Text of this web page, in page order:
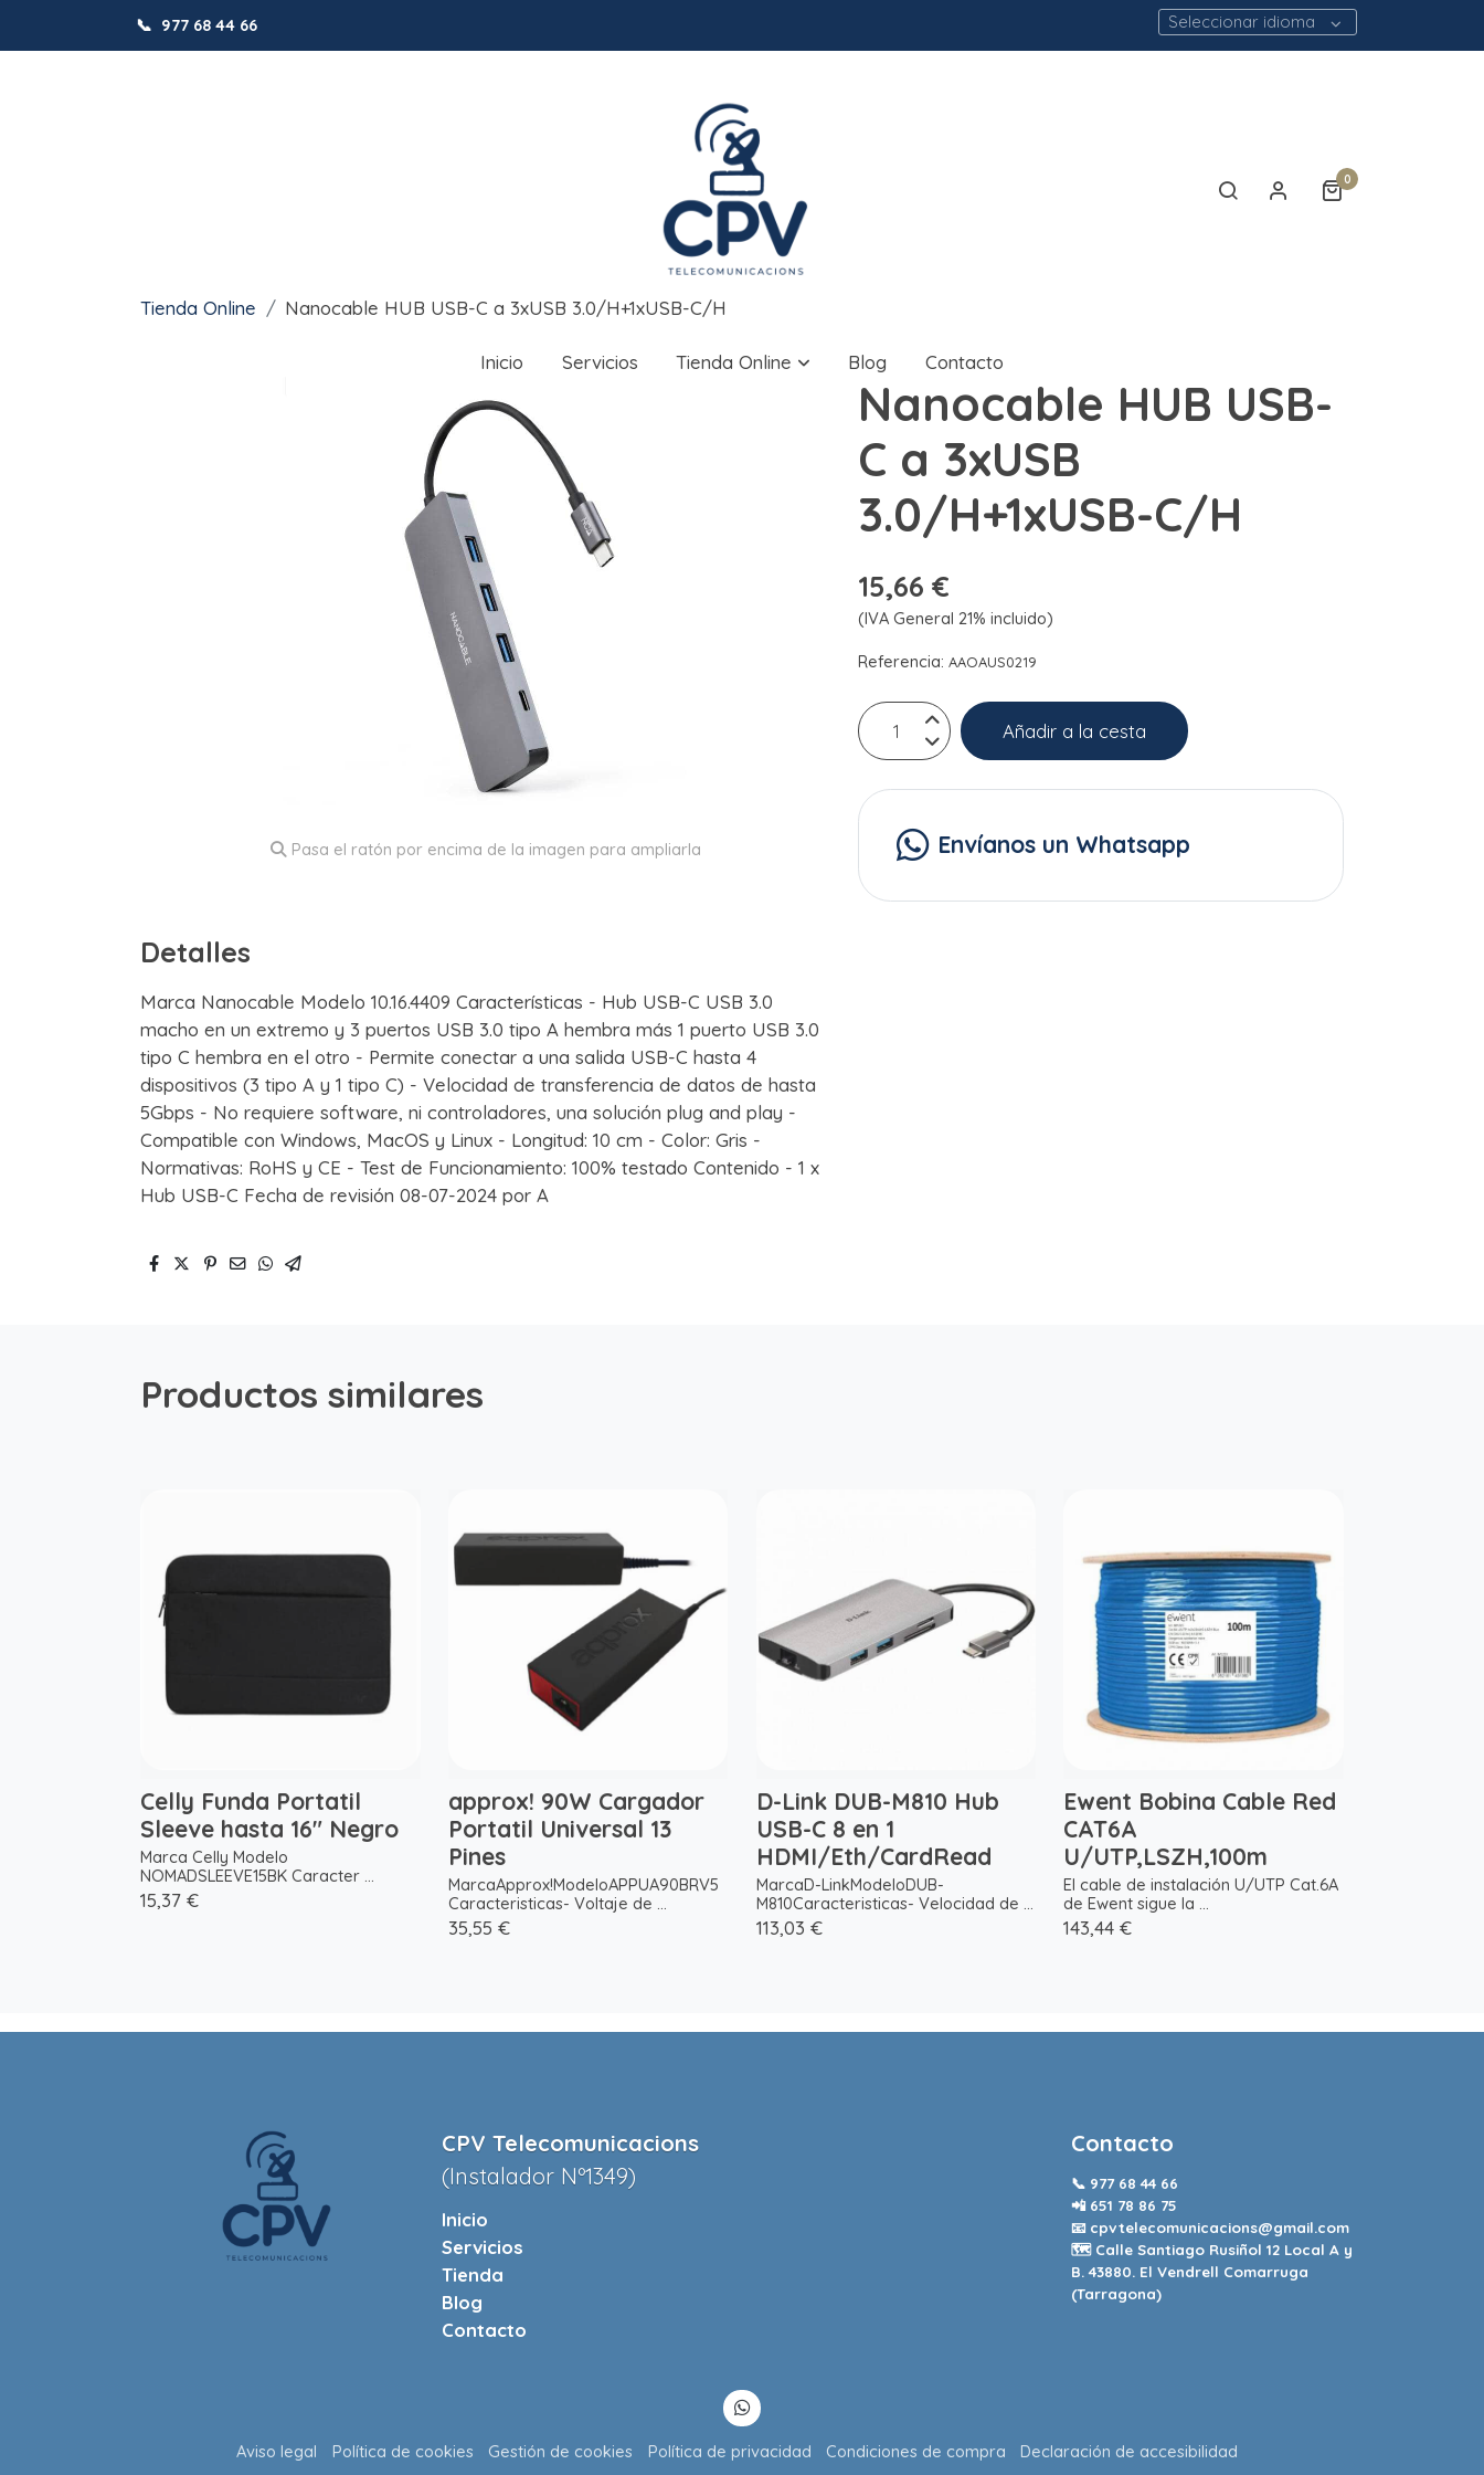
📞 977 68 44 66 Seleccionar idioma
0
Inicio Servicios Tienda Online Blog Contacto
Tienda Online Nanocable HUB USB-C a 3xUSB 3.0/H+1xUSB-C/H
Pasa el ratón por encima de la imagen para ampliarla
Detalles
Marca Nanocable Modelo 10.16.4409 Características - Hub USB-C USB 3.0
macho en un extremo y 3 puertos USB 3.0 tipo A hembra más 1 puerto USB 3.0
tipo C hembra en el otro - Permite conectar a una salida USB-C hasta 4
dispositivos (3 tipo A y 1 tipo C) - Velocidad de transferencia de datos de hasta
5Gbps - No requiere software, ni controladores, una solución plug and play -
Compatible con Windows, MacOS y Linux - Longitud: 10 cm - Color: Gris -
Normativas: RoHS y CE - Test de Funcionamiento: 100% testado Contenido - 1 x
Hub USB-C Fecha de revisión 08-07-2024 por A
Nanocable HUB USB-
C a 3xUSB
3.0/H+1xUSB-C/H
15,66 €
(IVA General 21% incluido)
Referencia:AAOAUS0219
Añadir a la cesta
Envíanos un Whatsapp
Productos similares
Celly Funda Portatil
Sleeve hasta 16" Negro
Marca Celly Modelo
NOMADSLEEVE15BK Caracter ...
15,37 €
approx! 90W Cargador
Portatil Universal 13
Pines
MarcaApprox!ModeloAPPUA90BRV5
Caracteristicas- Voltaje de ...
35,55 €
D-Link DUB-M810 Hub
USB-C 8 en 1
HDMI/Eth/CardRead
MarcaD-LinkModeloDUB-
M810Caracteristicas- Velocidad de ...
113,03 €
Ewent Bobina Cable Red
CAT6A
U/UTP,LSZH,100m
El cable de instalación U/UTP Cat.6A
de Ewent sigue la ...
143,44 €
CPV Telecomunicacions
(Instalador Nº1349)
Inicio
Servicios
Tienda
Blog
Contacto
Contacto
📞 977 68 44 66
📲 651 78 86 75
📧 cpvtelecomunicacions@gmail.com
🗺️ Calle Santiago Rusiñol 12 Local A y
B. 43880. El Vendrell Comarruga
(Tarragona)
Aviso legal Política de cookies Gestión de cookies Política de privacidad Condiciones de compra Declaración de accesibilidad